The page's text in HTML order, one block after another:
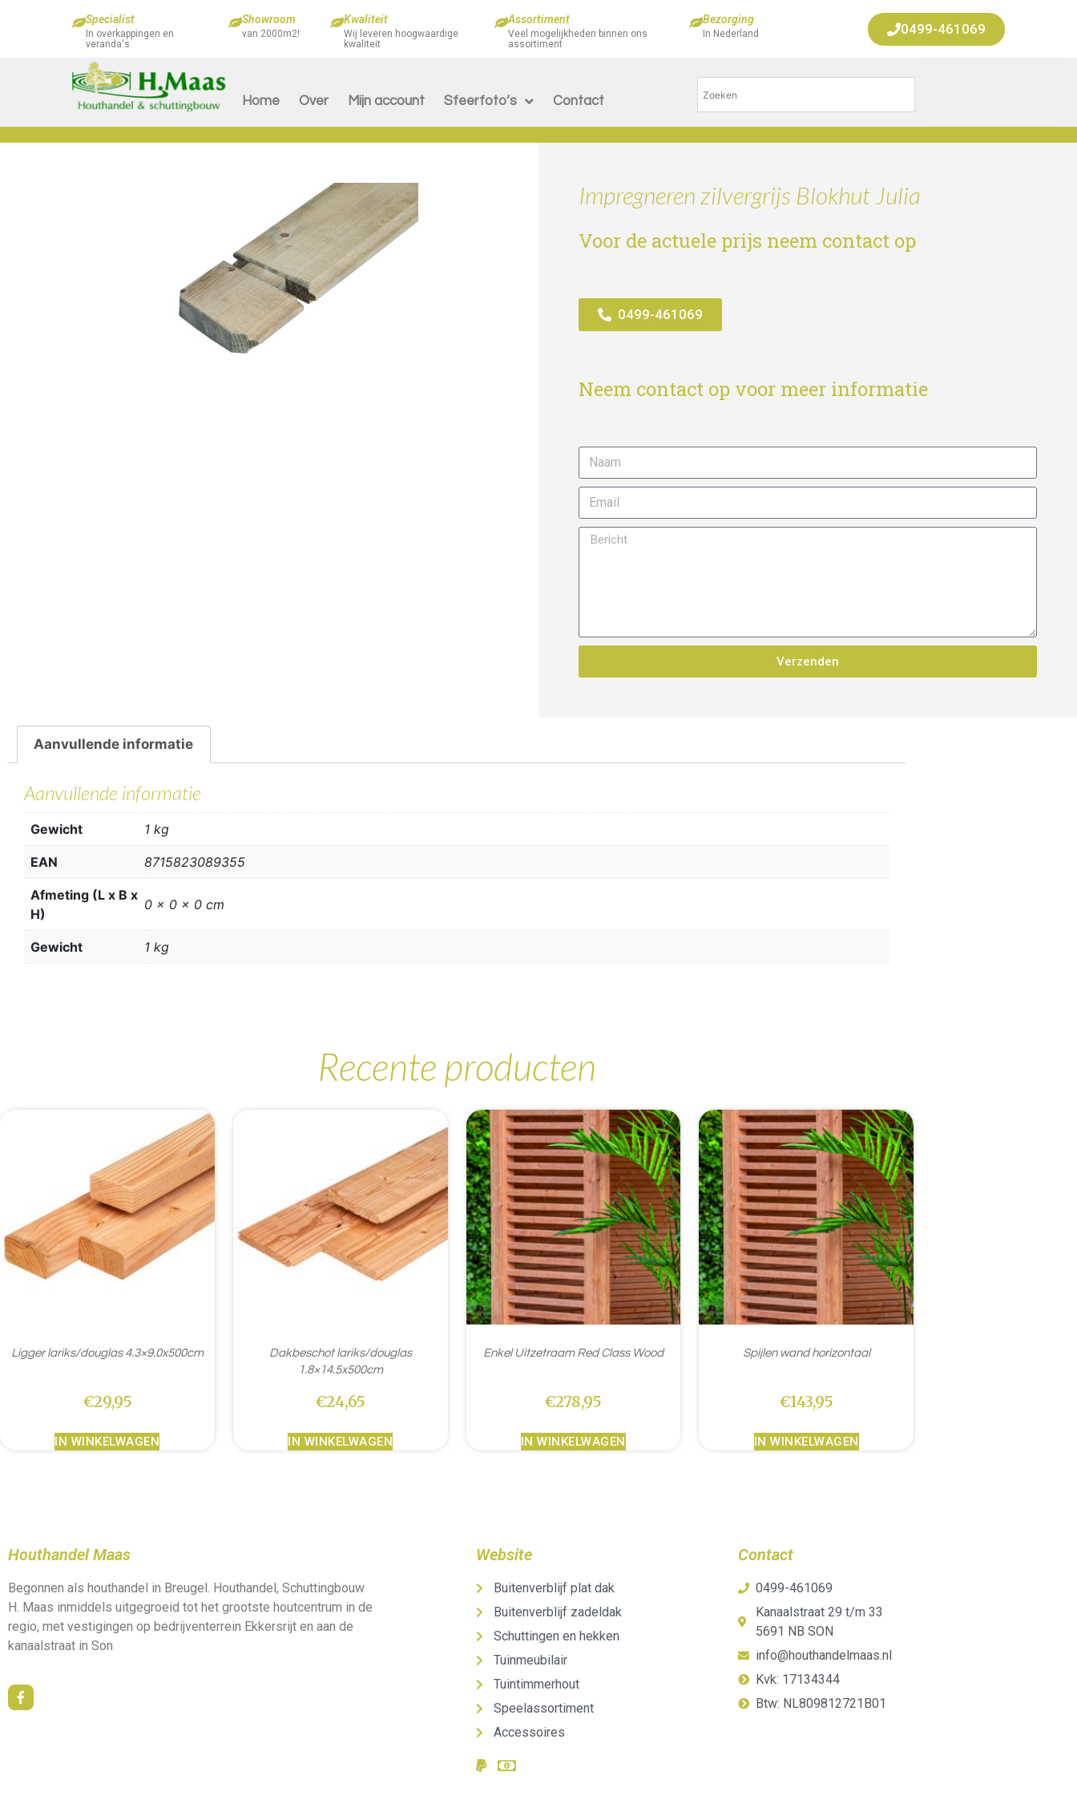
Specialist
In overkappingen en
veranda's
Showroom
van 2000m2!
Kwaliteit
Wij leveren hoogwaardige
kwaliteit
Assortiment
Veel mogelijkheden binnen ons
assortiment
Bezorging
In Nederland 0499-461069
Home Over Mijn account Sfeerfoto’s Contact
Impregneren zilvergrijs Blokhut Julia
Voor de actuele prijs neem contact op
0499-461069
Neem contact op voor meer informatie
Verzenden
Aanvullende informatie
Aanvullende informatie
Gewicht 1 kg
EAN 8715823089355
Afmeting (L x B x
H)
0 x 0 x 0 cm
Gewicht 1 kg
Recente producten
Ligger lariks/douglas 4.3×9.0x500cm
€29,95
IN WINKELWAGEN
Dakbeschot lariks/douglas
1.8×14.5x500cm
€24,65
IN WINKELWAGEN
Enkel Uitzetraam Red Class Wood
€278,95
IN WINKELWAGEN
Spijlen wand horizontaal
€143,95
IN WINKELWAGEN
Houthandel Maas
Begonnen als houthandel in Breugel. Houthandel, Schuttingbouw
H. Maas inmiddels uitgegroeid tot het grootste houtcentrum in de
regio, met vestigingen op bedrijventerrein Ekkersrijt en aan de
kanaalstraat in Son
Website
Buitenverblijf plat dak
Buitenverblijf zadeldak
Schuttingen en hekken
Tuinmeubilair
Tuintimmerhout
Speelassortiment
Accessoires
Contact
0499-461069
Kanaalstraat 29 t/m 33
5691 NB SON
info@houthandelmaas.nl
Kvk: 17134344
Btw: NL809812721B01